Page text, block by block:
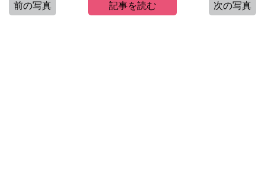
前の写真
記事を読む 次の写真